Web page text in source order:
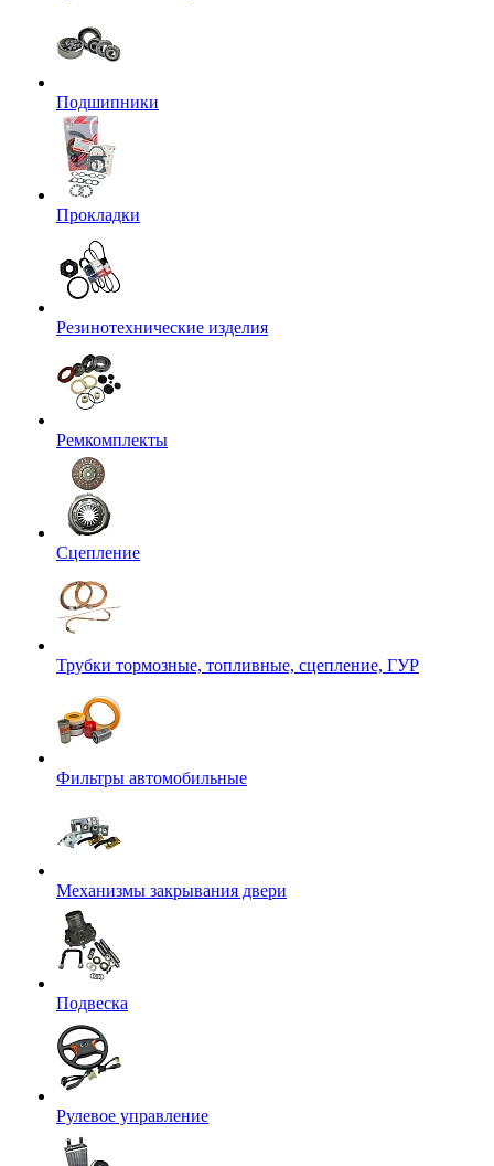
Подшипники
Прокладки
Резинотехнические изделия
Ремкомплекты
Сцепление
Трубки тормозные, топливные, сцепление, ГУР
Фильтры автомобильные
Механизмы закрывания двери
Подвеска
Рулевое управление